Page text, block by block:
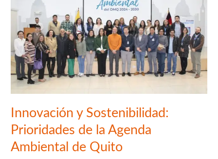
Innovación y Sostenibilidad:
Prioridades de la Agenda
Ambiental de Quito
Prioridades
Agenda
Ambiental
de
Quito